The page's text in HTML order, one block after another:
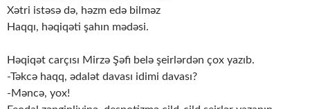
Xətri istəsə də, həzm edə bilməz
Haqqı, həqiqəti şahın mədəsi.
Həqiqət carçısı Mirzə Şəfi belə şeirlərdən çox yazıb.
-Təkcə haqq, ədalət davası idimi davası?
-Məncə, yox!